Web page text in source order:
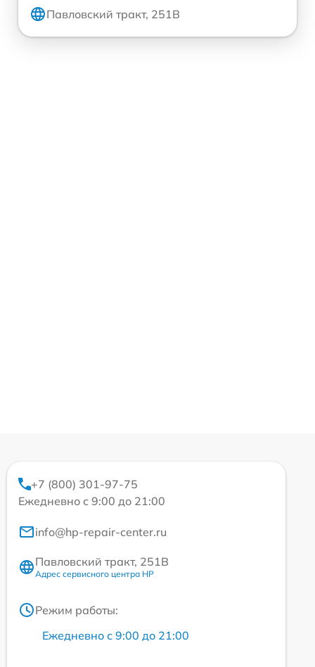
Павловский тракт, 251В
+7 (800) 301-97-75
Ежедневно с 9:00 до 21:00
info@hp-repair-center.ru
Павловский тракт, 251В
Адрес сервисного центра HP
Режим работы:
Ежедневно с 9:00 до 21:00